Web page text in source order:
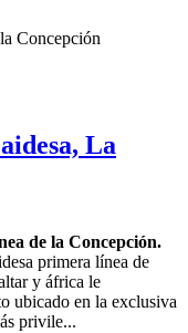
La
de la Concepción.
primera línea de
y áfrica le
ubicado en la exclusiva
privile...